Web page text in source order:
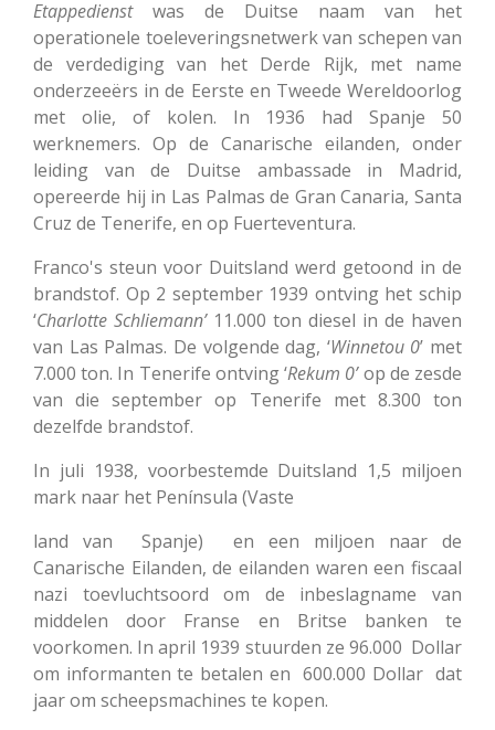
Etappedienstwas de Duitse naam van het
operationele toeleveringsnetwerk van schepen van
de verdediging van het Derde Rijk, met name
onderzeeërs in de Eerste en Tweede Wereldoorlog
met olie, of kolen.
In 1936 had Spanje 50
werknemers. Op de Canarische eilanden, onder
leiding van de Duitse ambassade in Madrid,
opereerde hij in Las Palmas de Gran Canaria, Santa
Cruz de Tenerife, en op Fuerteventura.
Franco's steun voor Duitsland werd getoond in de
brandstof. Op 2 september 1939 ontving het schip
‘Charlotte Schliemann’11.000 ton diesel in de haven
van Las Palmas. De volgende dag, ‘Winnetou 0’ met
7.000 ton. In Tenerife ontving ‘Rekum 0’op de zesde
van die september op Tenerife met 8.300 ton
dezelfde brandstof.
In juli 1938, voorbestemde Duitsland 1,5 miljoen
mark naar het Península (Vaste
land van Spanje) en een miljoen naar de
Canarische Eilanden, de eilanden waren een fiscaal
nazi toevluchtsoord om de inbeslagname van
middelen door Franse en Britse banken te
voorkomen. In april 1939 stuurden ze 96.000 Dollar
om informanten te betalen en 600.000 Dollar dat
jaar om scheepsmachines te kopen.